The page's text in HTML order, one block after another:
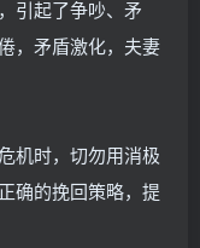
引起了争吵、矛
，矛盾激化，夫妻
机时，切勿用消极
确的挽回策略，提